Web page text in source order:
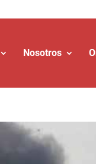
Nosotros